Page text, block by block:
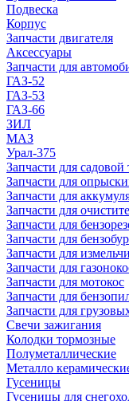
Подвеска
Корпус
Запчасти двигателя
Аксессуары
Запчасти для
ГАЗ-52
ГАЗ-53
ГАЗ-66
ЗИЛ
МАЗ
Урал-375
Запчасти для садовой
Запчасти для
Запчасти для
Запчасти для
Запчасти для
Запчасти для
Запчасти для
Запчасти для
Запчасти для мотокос
Запчасти для
Запчасти для
Свечи зажигания
Колодки тормозные
Полуметаллические
Металло
Гусеницы
Гусеницы для